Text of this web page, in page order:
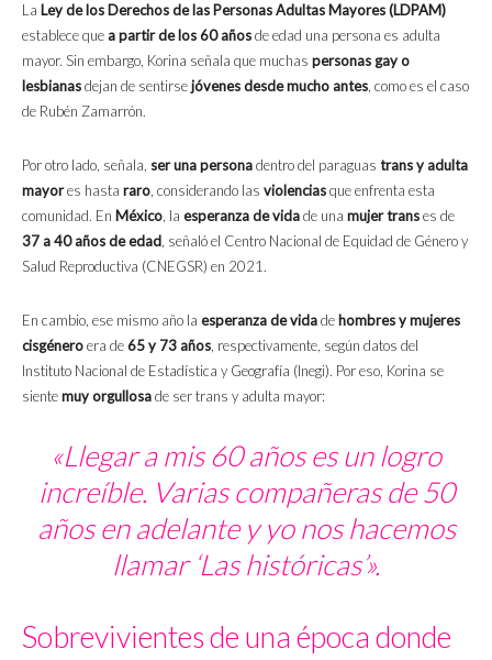
La Ley de los Derechos de las Personas Adultas Mayores (LDPAM)
establece que a partir de los 60 añosde edad una persona es adulta
mayor. Sin embargo, Korina señala que muchas personas gay o
lesbianasdejan de sentirsejóvenes desde mucho antes, como es el caso
de Rubén Zamarrón.
Por otro lado, señala, ser una personadentro del paraguas trans y adulta
mayores hasta raro, considerando las violenciasque enfrenta esta
comunidad. En México, la esperanza de vidade una mujer transes de
37 a 40 años de edad, señaló el Centro Nacional de Equidad de Género y
Salud Reproductiva (CNEGSR) en 2021.
En cambio, ese mismo año la esperanza de vidade hombres y mujeres
cisgéneroera de65 y 73 años, respectivamente, según datos del
Instituto Nacional de Estadística y Geografía (Inegi). Por eso, Korina se
sientemuy orgullosade ser trans y adulta mayor:
«Llegar a mis 60 años es un logro
increíble. Varias compañeras de 50
años en adelante y yo nos hacemos
llamar ‘Las históricas’».
Sobrevivientes de una época donde